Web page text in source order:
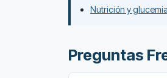
Nutrición y
Preguntas